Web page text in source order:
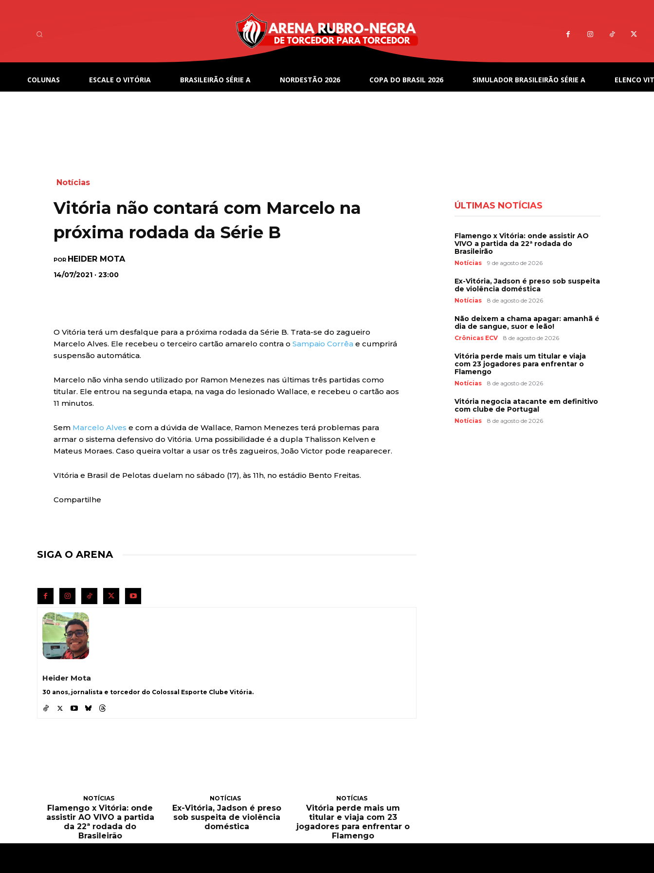
COLUNAS ESCALE O VITÓRIA BRASILEIRÃO SÉRIE A NORDESTÃO 2026 COPA DO BRASIL 2026 SIMULADOR BRASILEIRÃO SÉRIE A ELENCO
Notícias
Vitória não contará com Marcelo na
próxima rodada da Série B
POR HEIDER MOTA
14/07/2021 · 23:00
O Vitória terá um desfalque para a próxima rodada da Série B. Trata-se do zagueiro
Marcelo Alves. Ele recebeu o terceiro cartão amarelo contra o Sampaio Corrêa e cumprirá
suspensão automática.
Marcelo não vinha sendo utilizado por Ramon Menezes nas últimas três partidas como
titular. Ele entrou na segunda etapa, na vaga do lesionado Wallace, e recebeu o cartão aos
11 minutos.
Sem Marcelo Alves e com a dúvida de Wallace, Ramon Menezes terá problemas para
armar o sistema defensivo do Vitória. Uma possibilidade é a dupla Thalisson Kelven e
Mateus Moraes. Caso queira voltar a usar os três zagueiros, João Victor pode reaparecer.
VItória e Brasil de Pelotas duelam no sábado (17), às 11h, no estádio Bento Freitas.
Compartilhe
SIGA O ARENA
Heider Mota
30 anos, jornalista e torcedor do Colossal Esporte Clube Vitória.
NOTÍCIAS
Flamengo x Vitória: onde
assistir AO VIVO a partida
da 22ª rodada do
Brasileirão
NOTÍCIAS
Ex-Vitória, Jadson é preso
sob suspeita de violência
doméstica
NOTÍCIAS
Vitória perde mais um
titular e viaja com 23
jogadores para enfrentar o
Flamengo
ÚLTIMAS NOTÍCIAS
Flamengo x Vitória: onde assistir AO
VIVO a partida da 22ª rodada do
Brasileirão
Notícias 9 de agosto de 2026
Ex-Vitória, Jadson é preso sob suspeita
de violência doméstica
Notícias 8 de agosto de 2026
Não deixem a chama apagar: amanhã é
dia de sangue, suor e leão!
Crônicas ECV 8 de agosto de 2026
Vitória perde mais um titular e viaja
com 23 jogadores para enfrentar o
Flamengo
Notícias 8 de agosto de 2026
Vitória negocia atacante em definitivo
com clube de Portugal
Notícias 8 de agosto de 2026